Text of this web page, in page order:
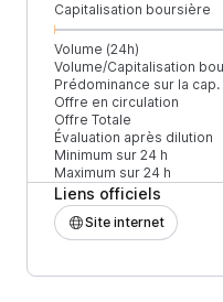
Capitalisation boursière
Volume (24h)
Volume/Capitalisation
Prédominance sur la
Offre en circulation
Offre Totale
Évaluation après dilution
Minimum sur 24 h
Maximum sur 24 h
Liens officiels
Site internet